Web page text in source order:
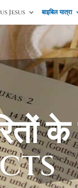
Jesus बाइबिल यात्रा